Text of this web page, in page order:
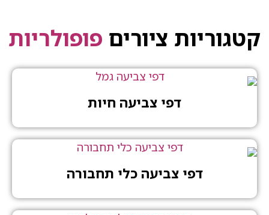
קטגוריות ציורים פופולריות
דפי צביעה חיות
דפי צביעה כלי תחבורה